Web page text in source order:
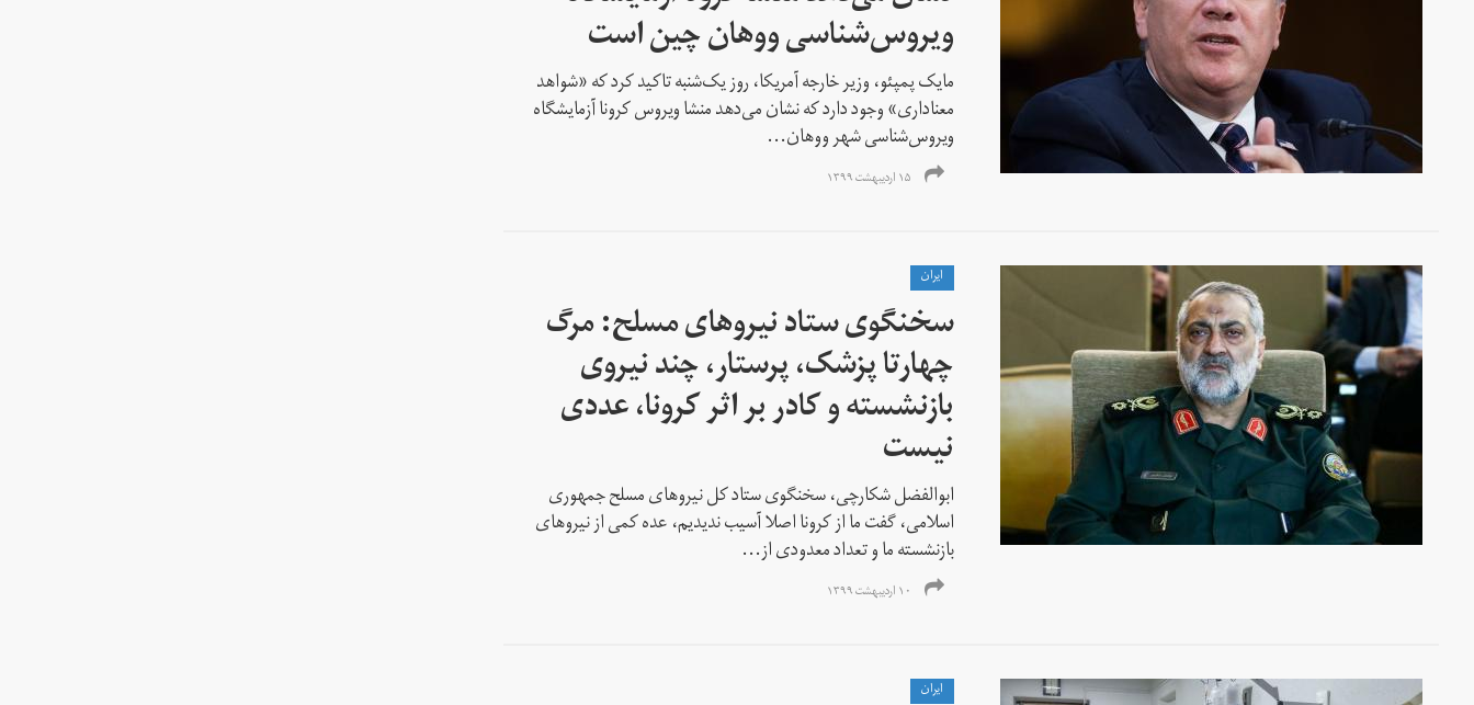
ویروس‌شناسی ووهان چین است
مایک پمپئو، وزیر خارجه آمریکا، روز یک‌شنبه تاکید کرد که «شواهد
معناداری» وجود دارد که نشان می‌دهد منشا ویروس کرونا آزمایشگاه
ویروس‌شناسی شهر ووهان...
۱۵ اردیبهشت ۱۳۹۹
ايران
سخنگوی ستاد نیروهای مسلح: مرگ
چهارتا پزشک، پرستار، چند نیروی
بازنشسته و کادر بر اثر کرونا، عددی
نیست
ابوالفضل شکارچی، سخنگوی ستاد کل نیروهای مسلح جمهوری
اسلامی، گفت ما از کرونا اصلا آسیب ندیدیم، عده کمی از نیروهای
بازنشسته ما و تعداد معدودی از...
۱۰ اردیبهشت ۱۳۹۹
ايران